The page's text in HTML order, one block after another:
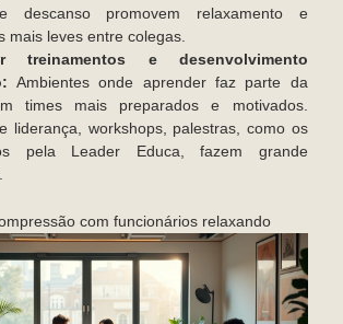
descanso promovem relaxamento e
mais leves entre colegas.
treinamentos e desenvolvimento
Ambientes onde aprender faz parte da
times mais preparados e motivados.
liderança, workshops, palestras, como os
pela Leader Educa, fazem grande